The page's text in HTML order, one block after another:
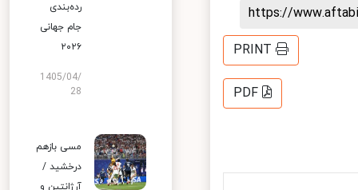
https://
PRINT
PDF
رده‌بندی
جام جهانی
۲۰۲۶
1405/04/
28
مسی بازهم
درخشید /
آرژانتین و